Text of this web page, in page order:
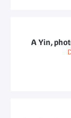
A Yin,